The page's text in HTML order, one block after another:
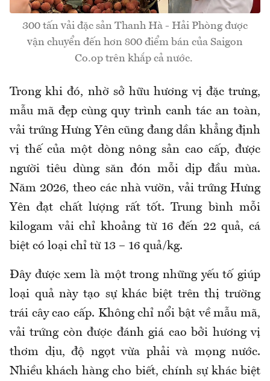
300 tấn vải đặc sản Thanh Hà - Hải Phòng được
vận chuyển đến hơn 800 điểm bán của Saigon
Co.op trên khắp cả nước.
Trong khi đó, nhờ sở hữu hương vị đặc trưng,
mẫu mã đẹp cùng quy trình canh tác an toàn,
vải trứng Hưng Yên cũng đang dần khẳng định
vị thế của một dòng nông sản cao cấp, được
người tiêu dùng săn đón mỗi dịp đầu mùa.
Năm 2026, theo các nhà vườn, vải trứng Hưng
Yên đạt chất lượng rất tốt. Trung bình mỗi
kilogam vải chỉ khoảng từ 16 đến 22 quả, cá
biệt có loại chỉ từ 13 – 16 quả/kg.
Đây được xem là một trong những yếu tố giúp
loại quả này tạo sự khác biệt trên thị trường
trái cây cao cấp. Không chỉ nổi bật về mẫu mã,
vải trứng còn được đánh giá cao bởi hương vị
thơm dịu, độ ngọt vừa phải và mọng nước.
Nhiều khách hàng cho biết, chính sự khác biệt